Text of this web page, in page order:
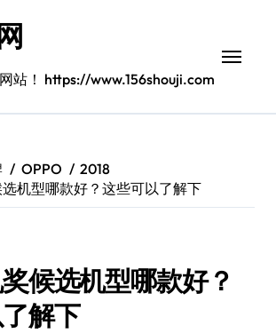
站！ https://www.156shouji.com
OPPO
2018
机型哪款好？这些可以了解下
候选机型哪款好？
解下